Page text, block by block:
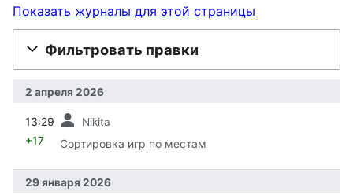
Показать журналы для этой страницы
Фильтровать правки
2 апреля 2026
13:29 Nikita
+17 Сортировка игр по местам
29 января 2026